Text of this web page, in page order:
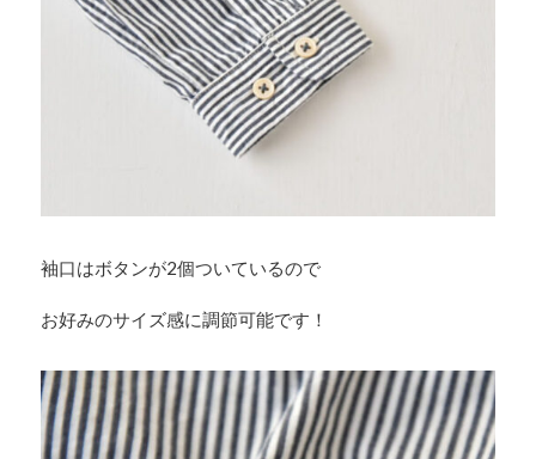
袖口はボタンが2個ついているので
お好みのサイズ感に調節可能です！